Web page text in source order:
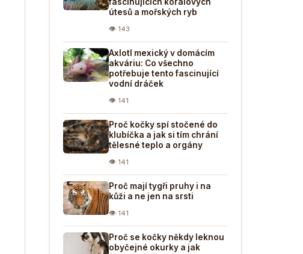
útesů a mořských ryb
👁 143
Axlotl mexický v domácím
akváriu: Co všechno
potřebuje tento fascinující
vodní dráček
👁 141
Proč kočky spí stočené do
klubíčka a jak si tím chrání
tělesné teplo a orgány
👁 141
Proč mají tygři pruhy i na
kůži a ne jen na srsti
👁 141
Proč se kočky někdy leknou
obyčejné okurky a jak